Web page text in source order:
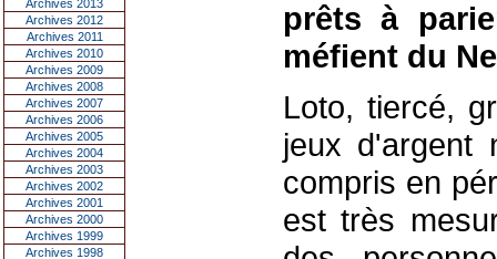
Archives 2013
Archives 2012
Archives 2011
Archives 2010
Archives 2009
Archives 2008
Archives 2007
Archives 2006
Archives 2005
Archives 2004
Archives 2003
Archives 2002
Archives 2001
Archives 2000
Archives 1999
Archives 1998
prêts à
méfient du
Loto, tiercé,
jeux d'argent
compris en
est très